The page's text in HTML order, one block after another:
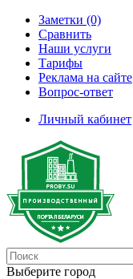
Заметки (0)
Сравнить
Наши услуги
Тарифы
Реклама на сайте
Вопрос-ответ
Личный кабинет
Выберите город